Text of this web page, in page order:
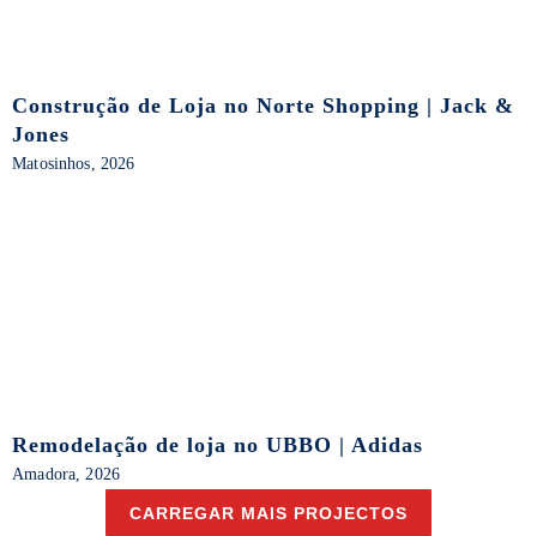
Construção de Loja no Norte Shopping | Jack &
Jones
Matosinhos, 2026
Remodelação de loja no UBBO | Adidas
Amadora, 2026
CARREGAR MAIS PROJECTOS